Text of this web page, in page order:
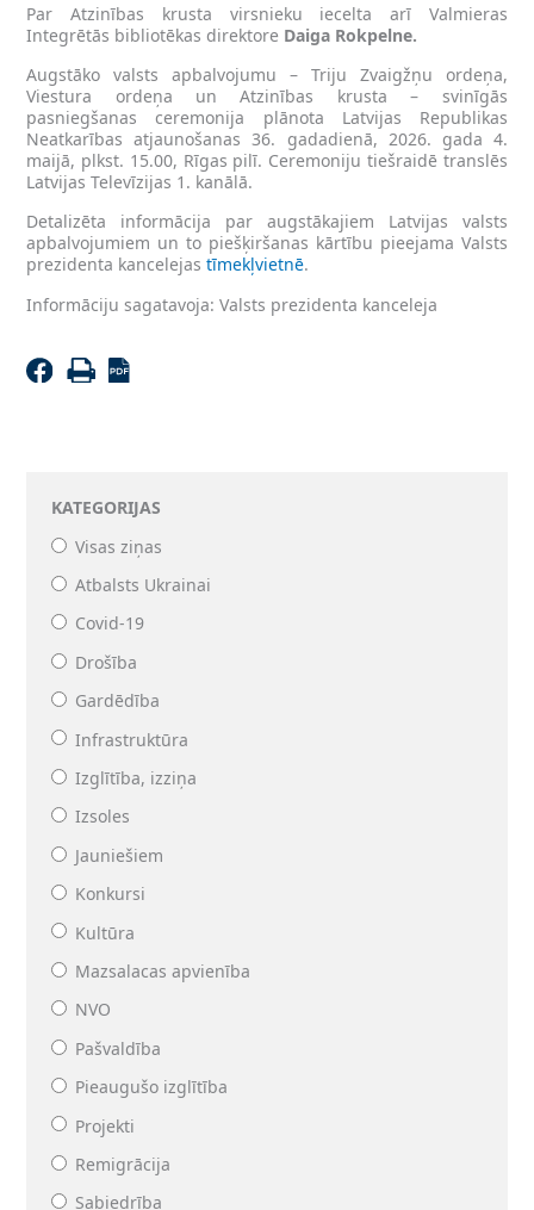
KATEGORIJAS
Visas ziņas
Atbalsts Ukrainai
Covid-19
Drošība
Gardēdība
Infrastruktūra
Izglītība, izziņa
Izsoles
Jauniešiem
Konkursi
Kultūra
Mazsalacas apvienība
NVO
Pašvaldība
Pieaugušo izglītība
Projekti
Remigrācija
Sabiedrība
Par Atzinības krusta virsnieku iecelta arī Valmieras
Integrētās bibliotēkas direktore Daiga Rokpelne.
Augstāko valsts apbalvojumu – Triju Zvaigžņu ordeņa,
Viestura ordeņa un Atzinības krusta – svinīgās
pasniegšanas ceremonija plānota Latvijas Republikas
Neatkarības atjaunošanas 36. gadadienā, 2026. gada 4.
maijā, plkst. 15.00, Rīgas pilī. Ceremoniju tiešraidē translēs
Latvijas Televīzijas 1. kanālā.
Detalizēta informācija par augstākajiem Latvijas valsts
apbalvojumiem un to piešķiršanas kārtību pieejama Valsts
prezidenta kancelejastīmekļvietnē.
Informāciju sagatavoja: Valsts prezidenta kanceleja